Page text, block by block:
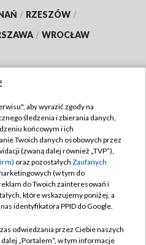
/ RZESZÓW /
/ WROCŁAW
TVP
TVP
prywatności
zgody
aby wyrazić zgody na
śledzenia i zbierania danych,
końcowym i ich
Twoich danych osobowych przez
(zwaną dalej również „TVP”),
oraz pozostałych Zaufanych
(w tym do
do Twoich zainteresowań i
które wskazujemy poniżej, a
identyfikatora PPID do Google.
odwiedzania przez Ciebie naszych
„Portalem”, w tym informacje